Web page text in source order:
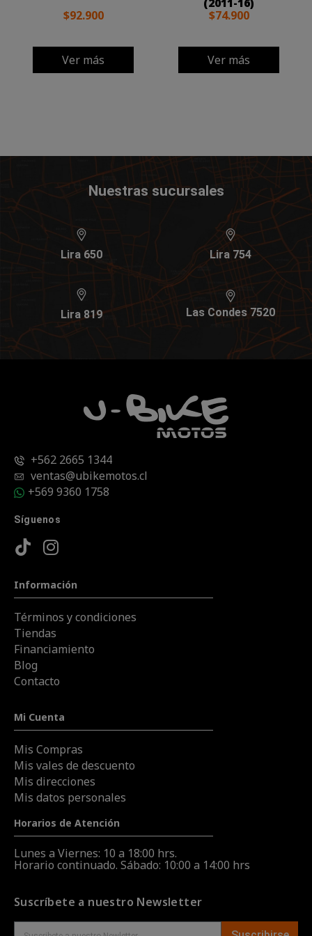
$92.900
Ver más
$74.900
Ver más
Nuestras sucursales
Lira 650 Lira 754
Lira 819 Las Condes 7520
+562 2665 1344
ventas@ubikemotos.cl
+569 9360 1758
Síguenos
Información
Términos y condiciones
Tiendas
Financiamiento
Blog
Contacto
Mi Cuenta
Mis Compras
Mis vales de descuento
Mis direcciones
Mis datos personales
Horarios de Atención
Lunes a Viernes: 10 a 18:00 hrs.
Horario continuado. Sábado: 10:00 a 14:00 hrs
Suscríbete a nuestro Newsletter